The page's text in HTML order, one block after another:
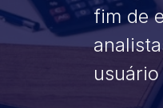
fim de